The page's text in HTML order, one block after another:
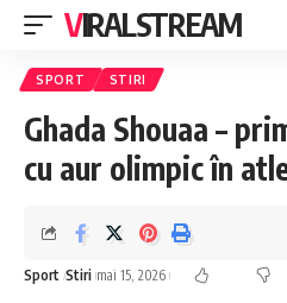
VIRALSTREAM
SPORT STIRI
Ghada Shouaa –
cu aur olimpic în
Sport Stiri mai 15, 2026